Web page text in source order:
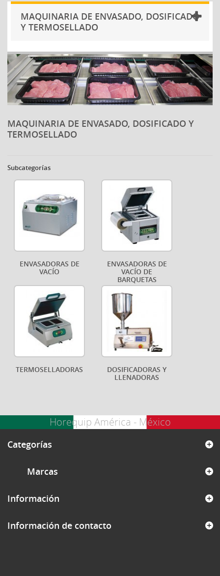
MAQUINARIA DE ENVASADO, DOSIFICADO
Y TERMOSELLADO
MAQUINARIA DE ENVASADO, DOSIFICADO Y
TERMOSELLADO
Subcategorías
ENVASADORAS DE
VACÍO
ENVASADORAS DE
VACÍO DE
BARQUETAS
TERMOSELLADORAS
DOSIFICADORAS Y
LLENADORAS
Horequip América - México
Categorías
Marcas
Información
Información de contacto